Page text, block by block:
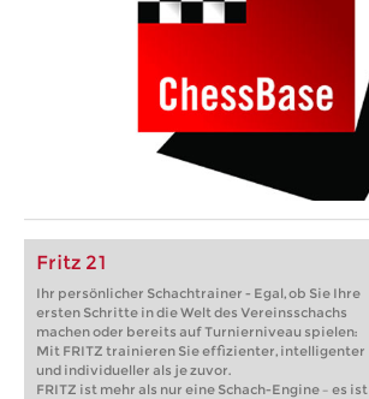
Fritz 21
Ihr persönlicher Schachtrainer - Egal, ob Sie Ihre
ersten Schritte in die Welt des Vereinsschachs
machen oder bereits auf Turnierniveau spielen:
Mit FRITZ trainieren Sie effizienter, intelligenter
und individueller als je zuvor.
FRITZ ist mehr als nur eine Schach-Engine – es ist